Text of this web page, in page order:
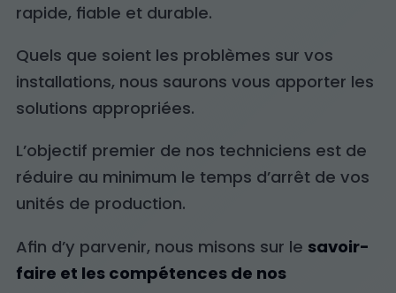
rapide, fiable et durable.
Quels que soient les problèmes sur vos
installations, nous saurons vous apporter les
solutions appropriées.
L’objectif premier de nos techniciens est de
réduire au minimum le temps d’arrêt de vos
unités de production.
Afin d’y parvenir, nous misons sur le savoir-
faire et les compétences de nos